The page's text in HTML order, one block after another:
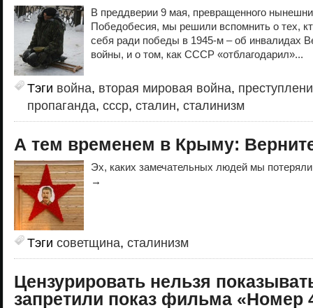
В преддверии 9 мая, превращенного
Победобесия, мы решили вспомнить о тех,
себя ради победы в 1945-м – об инвалидах
войны, и о том, как СССР «отблагодарил»...
Тэги война, вторая мировая война,
пропаганда, ссср, сталин, сталинизм
А тем временем в Крыму:
Эх, каких замечательных людей мы
→
Тэги советщина, сталинизм
Цензурировать нельзя
запретили показ фильма «Номер